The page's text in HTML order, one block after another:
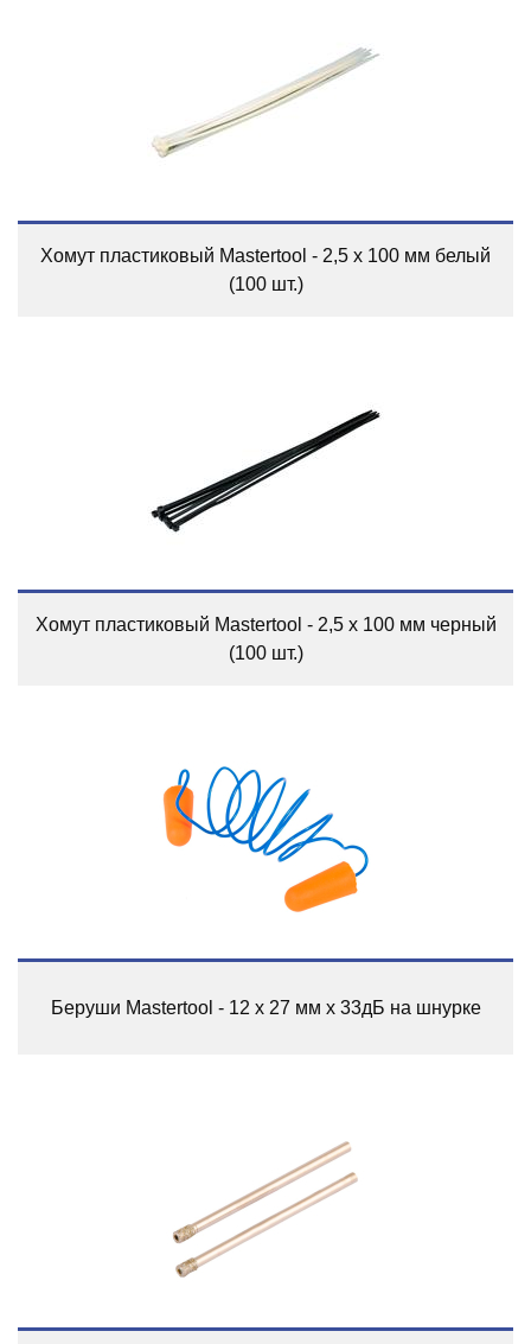
Хомут пластиковый Mastertool - 2,5 х 100 мм белый
(100 шт.)
Хомут пластиковый Mastertool - 2,5 х 100 мм черный
(100 шт.)
Беруши Mastertool - 12 x 27 мм x 33дБ на шнурке